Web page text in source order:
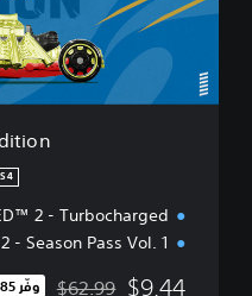
d
o
2 - Turbocharged
- Season Pass Vol. 1
$9.44
$62.99 وفّر 85%‏